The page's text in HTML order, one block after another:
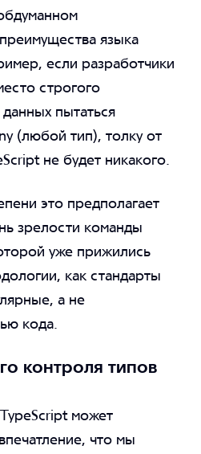
языка
если разработчики
строгого
пытаться
(любой тип), толку от
не будет никакого.
это предполагает
зрелости команды
уже прижились
как стандарты
а не
кода.
контроля типов
может
что мы